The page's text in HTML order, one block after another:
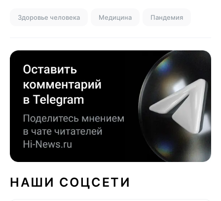
Здоровье человека Медицина Пандемия
НАШИ СОЦСЕТИ